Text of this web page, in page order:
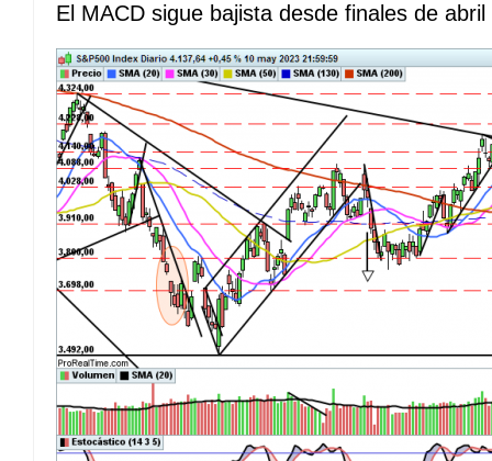
El MACD sigue bajista desde finales de abril